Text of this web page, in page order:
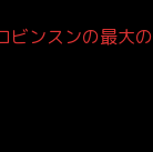
ビンスンの最大